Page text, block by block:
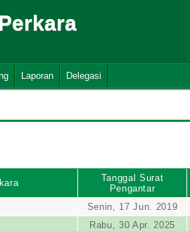
Laporan Delegasi
Tanggal Surat
Pengantar
Senin, 17 Jun. 2019
Rabu, 30 Apr. 2025